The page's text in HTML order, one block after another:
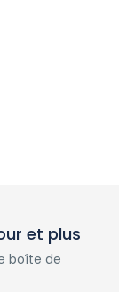
et plus
boîte de